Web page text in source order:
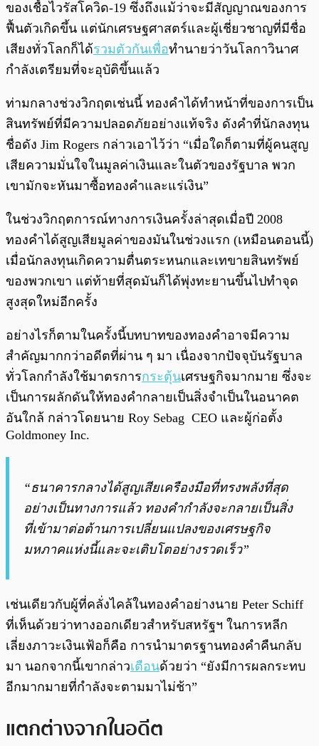
ของเชื้อไวรัสโควิด-19 ซึ่งถึงแม้ว่าจะมีสัญญาณของการ
ฟื้นตัวเกิดขึ้น แต่นักเศรษฐศาสตร์และผู้เชี่ยวชาญที่มีชื่อ
เสียงทั่วโลกก็ได้รวมตัวกันเพื่อทำนายว่าวันโลกาวินาศ
กำลังเตรียมที่จะอุบัติขึ้นแล้ว
ท่ามกลางช่วงวิกฤตเช่นนี้ ทองคำได้ทำหน้าที่ของการเป็น
สินทรัพย์ที่มีความปลอดภัยอย่างแท้จริง ดังคำที่นักลงทุน
ชื่อดัง Jim Rogers กล่าวเอาไว้ว่า “เมื่อใดก็ตามที่ผู้คนสูญ
เสียความมั่นใจในมูลค่าเงินและในตัวของรัฐบาล พวก
เขามักจะหันมาซื้อทองคำและแร่เงิน”
ในช่วงวิกฤตการณ์ทางการเงินครั้งล่าสุดเมื่อปี 2008
ทองคำได้สูญเสียมูลค่าของมันในช่วงแรก (เหมือนตอนนี้)
เมื่อนักลงทุนเกิดความตื่นตระหนกและเทขายสินทรัพย์
ของพวกเขา แต่ท้ายที่สุดมันก็ได้พุ่งทะยานขึ้นไปทำจุด
สูงสุดใหม่อีกครั้ง
อย่างไรก็ตามในครั้งนี้บทบาทของทองคำอาจมีความ
สำคัญมากกว่าอดีตที่ผ่าน ๆ มา เนื่องจากปัจจุบันรัฐบาล
ทั่วโลกกำลังใช้มาตรการกระตุ้นเศรษฐกิจมากมาย ซึ่งจะ
เป็นการผลักดันให้ทองคำกลายเป็นสิ่งจำเป็นในอนาคต
อันใกล้ กล่าวโดยนาย Roy Sebag CEO และผู้ก่อตั้ง
Goldmoney Inc.
“ธนาคารกลางได้สูญเสียเครืองมือที่ทรงพลังที่สุด
อย่างเป็นทางการแล้ว ทองคำกำลังจะกลายเป็นสิ่ง
ที่เข้ามาต่อต้านการเปลี่ยนแปลงของเศรษฐกิจ
มหภาคแห่งนี้และจะเติบโตอย่างรวดเร็ว”
เช่นเดียวกับผู้ที่คลั่งไคล้ในทองคำอย่างนาย Peter Schiff
ที่เห็นด้วยว่าทางออกเดียวสำหรับสหรัฐฯ ในการหลีก
เลี่ยงภาวะเงินเฟ้อก็คือ การนำมาตรฐานทองคำคืนกลับ
มา นอกจากนี้เขากล่าวเตือนด้วยว่า “ยังมีการผลกระทบ
อีกมากมายที่กำลังจะตามมาไม่ช้า”
แตกต่างจากในอดีต